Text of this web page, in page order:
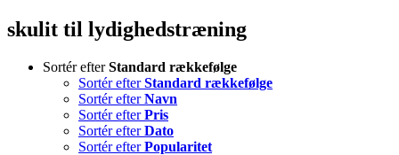
skulit til lydighedstræning
Sortér efterStandard rækkefølge
Sortér efterStandard rækkefølge
Sortér efterNavn
Sortér efterPris
Sortér efterDato
Sortér efterPopularitet